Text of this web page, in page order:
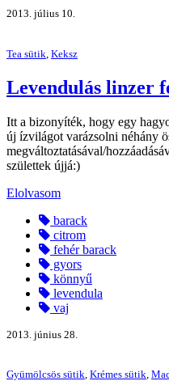
2013. július 10.
Tea sütik Keksz
Levendulás linzer
Itt a bizonyíték, hogy egy
új ízvilágot varázsolni néhány
megváltoztatásával/
születtek újjá:)
Elolvasom
barack
citrom
fehér barack
gyors
könnyű
levendula
vaj
2013. június 28.
Gyümölcsös sütik Krémes sütik